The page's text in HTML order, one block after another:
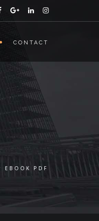
CONTACT
EBOOK PDF